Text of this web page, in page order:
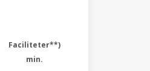
Faciliteter**)
min.